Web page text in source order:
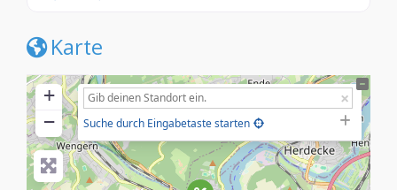
Karte
+
−
Suche durch Eingabetaste starten